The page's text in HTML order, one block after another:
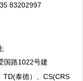
83202997
国路1022号建
强北新华强电
TD(泰德）、CS(CRS